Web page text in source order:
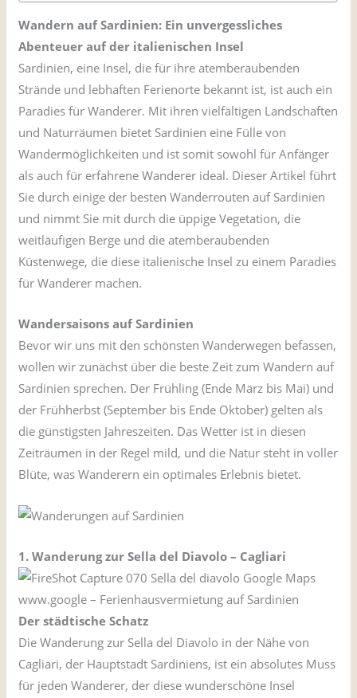
Wandern auf Sardinien: Ein unvergessliches
Abenteuer auf der italienischen Insel
Sardinien, eine Insel, die für ihre atemberaubenden
Strände und lebhaften Ferienorte bekannt ist, ist auch ein
Paradies für Wanderer. Mit ihren vielfältigen Landschaften
und Naturräumen bietet Sardinien eine Fülle von
Wandermöglichkeiten und ist somit sowohl für Anfänger
als auch für erfahrene Wanderer ideal. Dieser Artikel führt
Sie durch einige der besten Wanderrouten auf Sardinien
und nimmt Sie mit durch die üppige Vegetation, die
weitläufigen Berge und die atemberaubenden
Küstenwege, die diese italienische Insel zu einem Paradies
für Wanderer machen.
Wandersaisons auf Sardinien
Bevor wir uns mit den schönsten Wanderwegen befassen,
wollen wir zunächst über die beste Zeit zum Wandern auf
Sardinien sprechen. Der Frühling (Ende März bis Mai) und
der Frühherbst (September bis Ende Oktober) gelten als
die günstigsten Jahreszeiten. Das Wetter ist in diesen
Zeiträumen in der Regel mild, und die Natur steht in voller
Blüte, was Wanderern ein optimales Erlebnis bietet.
1. Wanderung zur Sella del Diavolo – Cagliari
Der städtische Schatz
Die Wanderung zur Sella del Diavolo in der Nähe von
Cagliari, der Hauptstadt Sardiniens, ist ein absolutes Muss
für jeden Wanderer, der diese wunderschöne Insel